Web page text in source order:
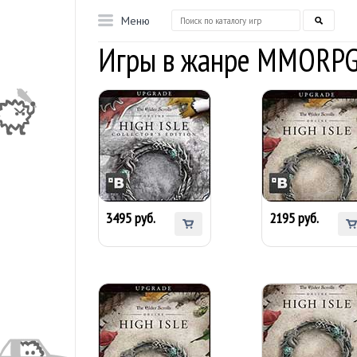
Меню
Игры в жанре
The Elder Scrolls
Online: High Isle
Collector's Edition
Upgrade (Bethesda
Launcher)
3495 руб.
The Elder Scrolls
Online: High Isle
Upgrade (Bethesda
Launcher)
2195 руб.
The Elder Scrolls
The Elder Scrolls